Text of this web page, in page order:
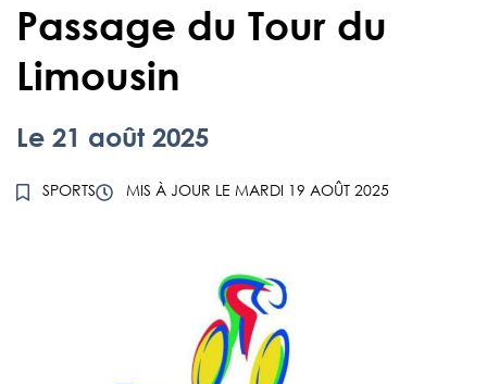
Passage du Tour du
Limousin
Le 21 août 2025
SPORTS MIS À JOUR LE MARDI 19 AOÛT 2025